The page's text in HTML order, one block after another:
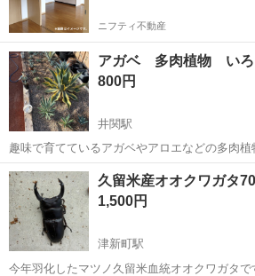
ニフティ不動産
アガベ 多肉植物 いろ
800円
井関駅
趣味で育てているアガベやアロエなどの多肉
す。 品種により値段は異なります。 1番安い
ります。 あくまで素人栽培の余剰株の分譲とい
い。
三重 松阪市 井関駅 その他 アガベ
久留米産オオクワガタ
1,500円
津新町駅
今年羽化したマツノ久留米血統オオクワガタで